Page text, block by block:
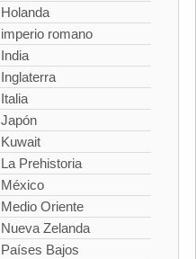
Holanda
imperio romano
India
Inglaterra
Italia
Japón
Kuwait
La Prehistoria
México
Medio Oriente
Nueva Zelanda
Países Bajos